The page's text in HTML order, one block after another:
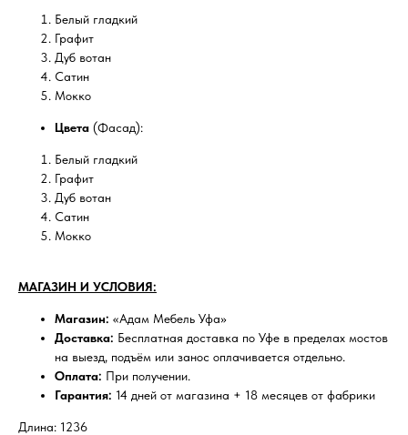
Белый гладкий
Графит
Дуб вотан
Сатин
Мокко
Цвета (Фасад):
Белый гладкий
Графит
Дуб вотан
Сатин
Мокко
МАГАЗИН И УСЛОВИЯ:
Магазин: «Адам Мебель Уфа»
Доставка: Бесплатная доставка по Уфе в пределах мостов
на выезд, подъём или занос оплачивается отдельно.
Оплата: При получении.
Гарантия: 14 дней от магазина + 18 месяцев от фабрики
Длина: 1236